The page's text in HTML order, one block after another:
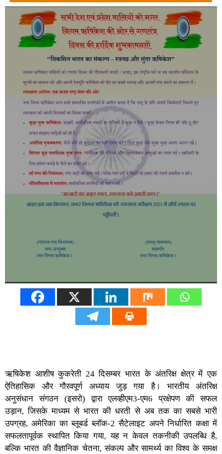
ऋषिकेश आशीष कुकरेती 24 दिसम्बर भारत के अंतरिक्ष क्षेत्र में एक
ऐतिहासिक और गौरवपूर्ण अध्याय जुड़ गया है। भारतीय अंतरिक्ष
अनुसंधान संगठन (इसरो) द्वारा एलव्हीएम3-एम6 प्रक्षेपण की सफल
उड़ान, जिसके माध्यम से भारत की धरती से अब तक का सबसे भारी
उपग्रह, अमेरिका का ब्लूबर्ड ब्लॉक-2 सैटेलाइट अपने निर्धारित कक्षा में
सफलतापूर्वक स्थापित किया गया, यह न केवल तकनीकी उपलब्धि है,
बल्कि भारत की वैज्ञानिक चेतना, संकल्प और सामर्थ्य का विश्व के समक्ष